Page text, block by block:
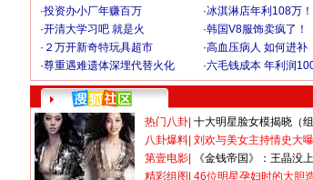
·投资办小厂年赚百万 ·冰淇淋店年利108万！
·开清大学习吧 就是火 ·韩国V8服饰卖疯了！
· ２万开新奇特玩具超市 ·高血压病人 如何进补
·尊重遇难遗体深埋代替火化 ·六毛钱成本 年利润
热门八卦 十大明星脸女模揭晓（组
八卦爆料 刘欢与美女主持情史大
第壹电影
《金钱帝国》：王晶没
精彩组图 46位明星孕妇时的大胆